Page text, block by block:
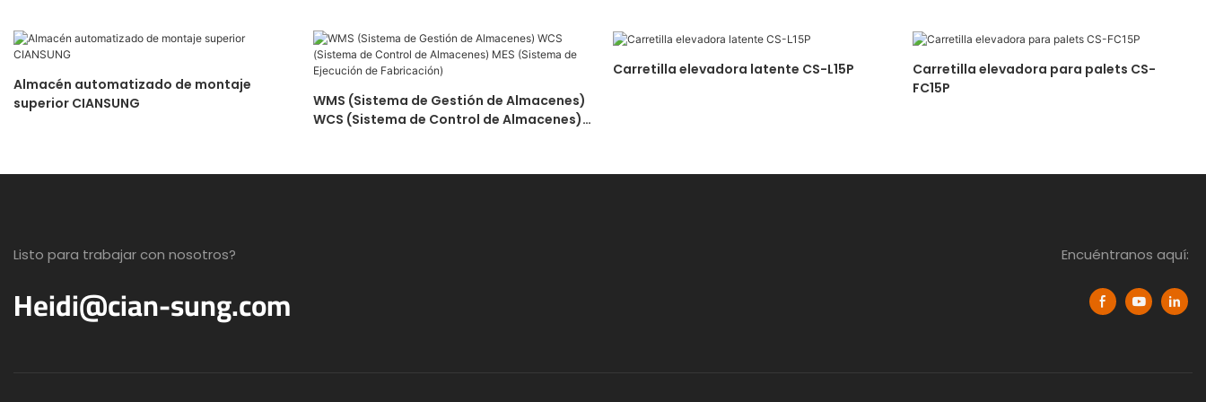
Almacén automatizado de montaje
superior CIANSUNG
WMS (Sistema de Gestión de Almacenes)
WCS (Sistema de Control de Almacenes)
Carretilla elevadora latente CS-L15P
Carretilla elevadora para palets CS-
FC15P
Listo para trabajar con nosotros?
Heidi@cian-sung.com
Encuéntranos aquí: